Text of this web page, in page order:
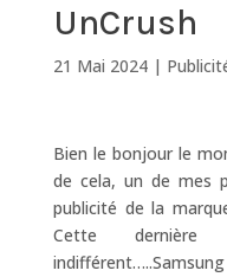
UnCrush
21 Mai 2024|
Bien le bonjour le
de cela, un de mes
publicité de la
Cette dernière